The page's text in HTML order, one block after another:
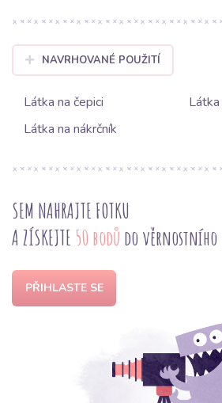
NAVRHOVANÉ POUŽITÍ
Látka na čepici
Látka na nákrčník
SEM NAHRAJTE FOTKU
A ZÍSKEJTE 50 bodů do věrnostního
PŘIHLASTE SE